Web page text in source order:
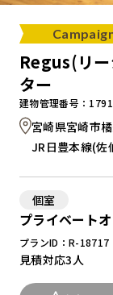
Regus(リ
ター
建物管理番号：
宮崎県宮崎市
JR日豊本線(
個室
プライベート
プランID：R-18717
見積対応3人